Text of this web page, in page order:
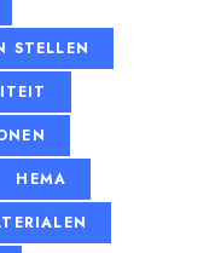
STELLEN
HEMA